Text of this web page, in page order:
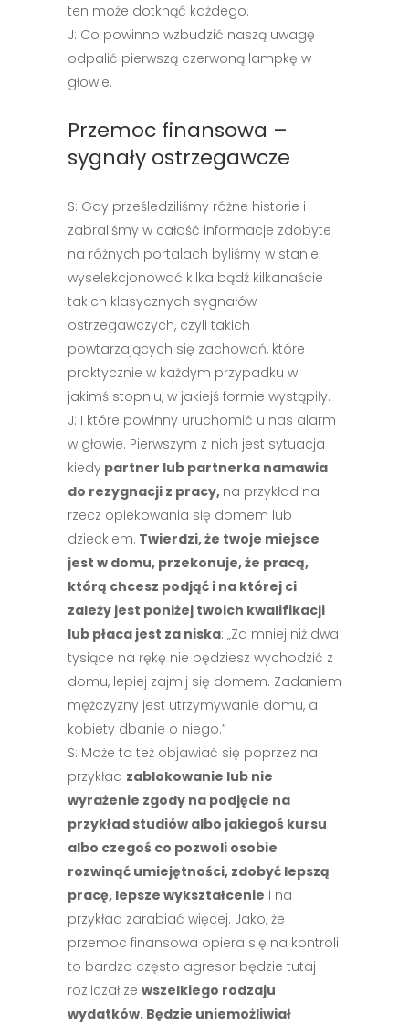
ten może dotknąć każdego.
J: Co powinno wzbudzić naszą uwagę i
odpalić pierwszą czerwoną lampkę w
głowie.
Przemoc finansowa –
sygnały ostrzegawcze
S: Gdy prześledziliśmy różne historie i
zabraliśmy w całość informacje zdobyte
na różnych portalach byliśmy w stanie
wyselekcjonować kilka bądź kilkanaście
takich klasycznych sygnałów
ostrzegawczych, czyli takich
powtarzających się zachowań, które
praktycznie w każdym przypadku w
jakimś stopniu, w jakiejś formie wystąpiły.
J: I które powinny uruchomić u nas alarm
w głowie. Pierwszym z nich jest sytuacja
kiedy partner lub partnerka namawia
do rezygnacji z pracy, na przykład na
rzecz opiekowania się domem lub
dzieckiem. Twierdzi, że twoje miejsce
jest w domu, przekonuje, że pracą,
którą chcesz podjąć i na której ci
zależy jest poniżej twoich kwalifikacji
lub płaca jest za niska: „Za mniej niż dwa
tysiące na rękę nie będziesz wychodzić z
domu, lepiej zajmij się domem. Zadaniem
mężczyzny jest utrzymywanie domu, a
kobiety dbanie o niego.”
S: Może to też objawiać się poprzez na
przykład zablokowanie lub nie
wyrażenie zgody na podjęcie na
przykład studiów albo jakiegoś kursu
albo czegoś co pozwoli osobie
rozwinąć umiejętności, zdobyć lepszą
pracę, lepsze wykształcenie i na
przykład zarabiać więcej. Jako, że
przemoc finansowa opiera się na kontroli
to bardzo często agresor będzie tutaj
rozliczał ze wszelkiego rodzaju
wydatków. Będzie uniemożliwiał